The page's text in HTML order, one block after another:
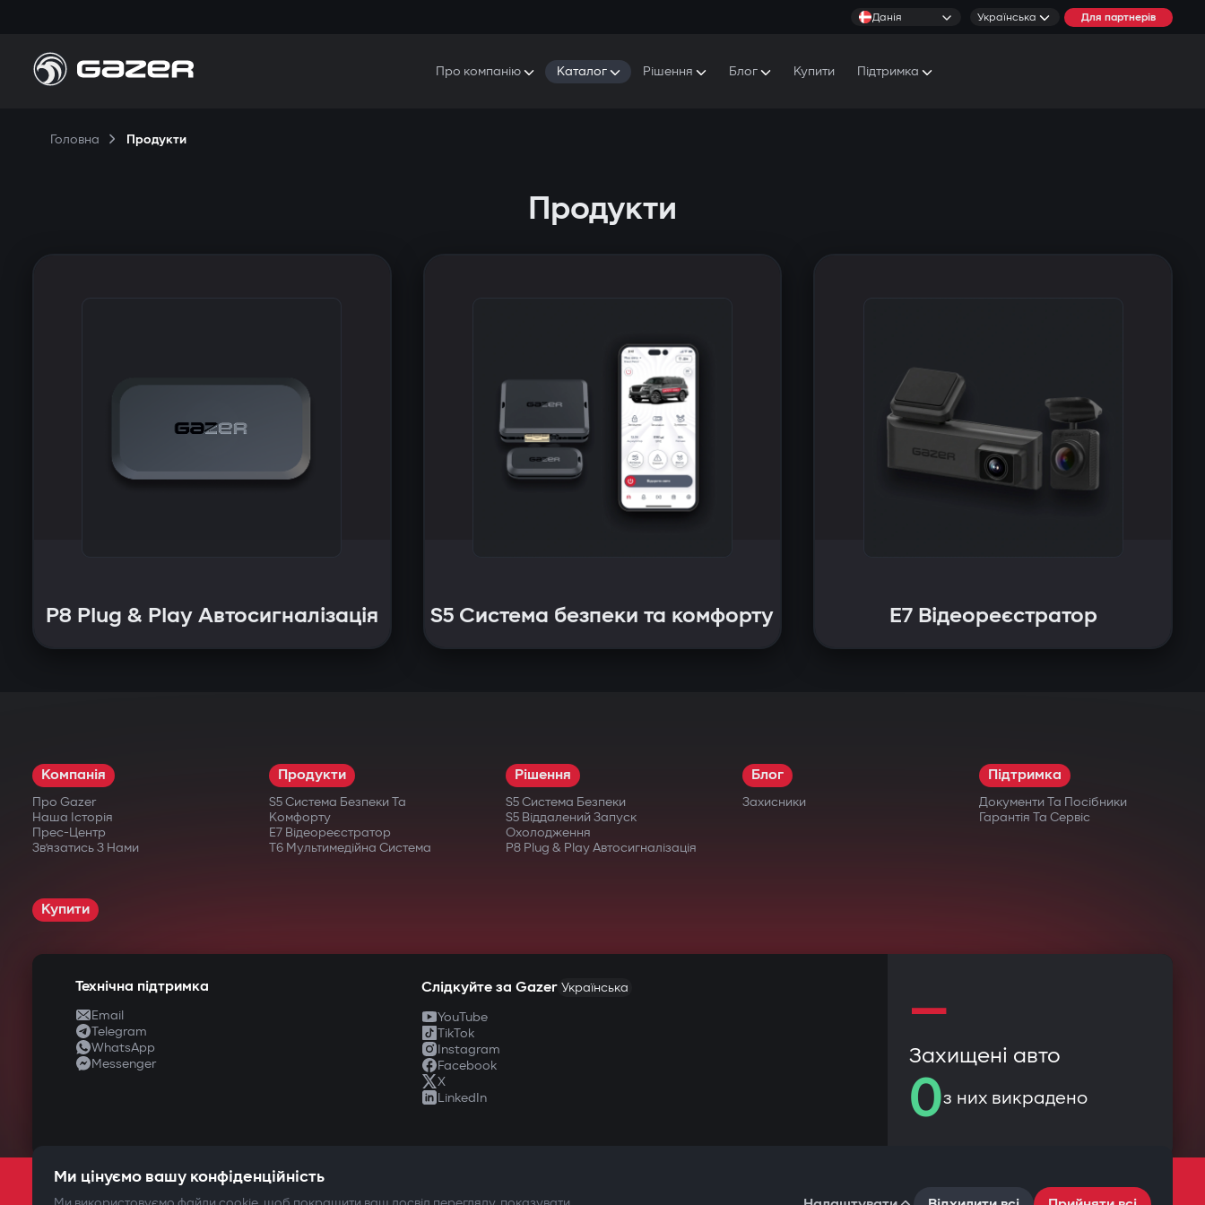
Данія Українська Для партнерів
Про компанію Каталог Рішення Блог Купити Підтримка
Головна Продукти
Продукти
P8 Plug & Play Автосигналізація S5 Система безпеки та комфорту E7 Відеореєстратор
Компанія
Про Gazer
Наша Історія
Прес-Центр
Зв’язатись З Нами
Продукти
S5 Система Безпеки Та
Комфорту
E7 Відеореєстратор
T6 Мультимедійна Система
Рішення
S5 Система Безпеки
S5 Віддалений Запуск
Охолодження
P8 Plug & Play Автосигналізація
Блог
Захисники
Підтримка
Документи Та Посібники
Гарантія Та Сервіс
Купити
Технічна підтримка
Email
Telegram
WhatsApp
Messenger
Слідкуйте за Gazer Українська
YouTube
TikTok
Instagram
Facebook
X
LinkedIn
—
Захищені авто
0з них викрадено
Ми цінуємо вашу конфіденційність